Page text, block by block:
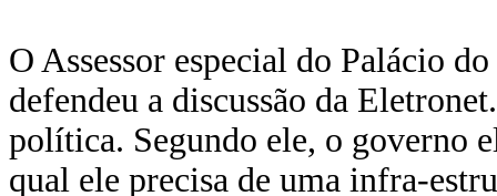
O Assessor especial do Palácio
defendeu a discussão da
política. Segundo ele, o governo
qual ele precisa de uma infra-